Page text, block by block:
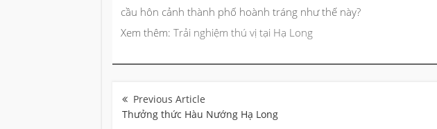
cầu hôn cảnh thành phố hoành tráng như thế này?
Xem thêm: Trải nghiệm thú vị tại Hạ Long
hướng
bài
viết
Thưởng thức Hàu Nướng Hạ Long